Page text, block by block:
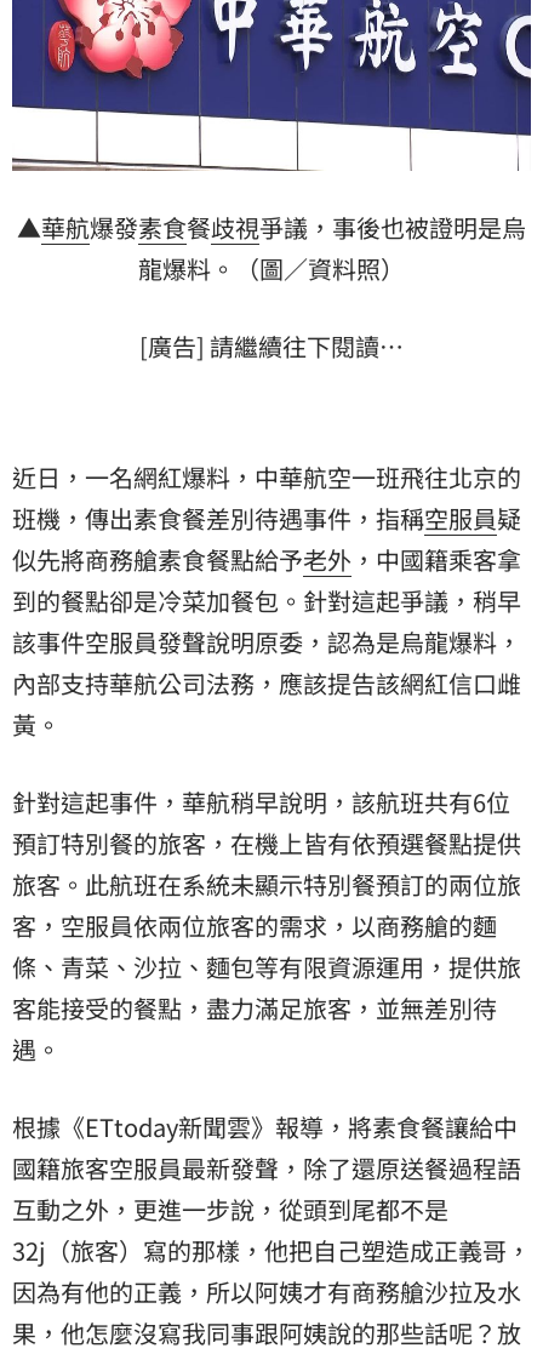
▲華航爆發素食餐歧視爭議，事後也被證明是烏
龍爆料。（圖／資料照）
[廣告] 請繼續往下閱讀…
近日，一名網紅爆料，中華航空一班飛往北京的
班機，傳出素食餐差別待遇事件，指稱空服員疑
似先將商務艙素食餐點給予老外 ，中國籍乘客拿
到的餐點卻是冷菜加餐包。針對這起爭議，稍早
該事件空服員發聲說明原委，認為是烏龍爆料，
內部支持華航公司法務，應該提告該網紅信口雌
黃。
針對這起事件，華航稍早說明，該航班共有6位
預訂特別餐的旅客，在機上皆有依預選餐點提供
旅客。此航班在系統未顯示特別餐預訂的兩位旅
客，空服員依兩位旅客的需求，以商務艙的麵
條、青菜、沙拉、麵包等有限資源運用，提供旅
客能接受的餐點，盡力滿足旅客，並無差別待
遇。
根據《ETtoday新聞雲》報導，將素食餐讓給中
國籍旅客空服員最新發聲，除了還原送餐過程語
互動之外，更進一步說，從頭到尾都不是
32j（旅客）寫的那樣，他把自己塑造成正義哥，
因為有他的正義，所以阿姨才有商務艙沙拉及水
果，他怎麼沒寫我同事跟阿姨說的那些話呢？放